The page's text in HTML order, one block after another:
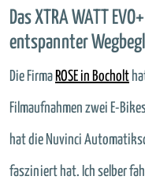
Das XTRA WATT
entspannter
Die Firma ROSE in Bocholt
Filmaufnahmen zwei E-
hat die Nuvinci
fasziniert hat. Ich selber